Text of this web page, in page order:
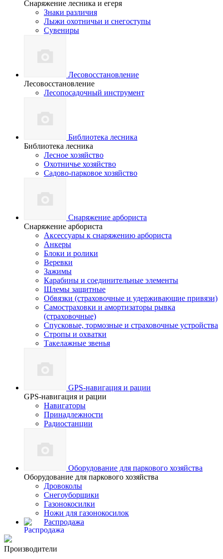
Снаряжение лесника и егеря
Знаки различия
Лыжи охотничьи и снегоступы
Сувениры
Лесовосстановление
Лесовосстановление
Лесопосадочный инструмент
Библиотека лесника
Библиотека лесника
Лесное хозяйство
Охотничье хозяйство
Садово-парковое хозяйство
Снаряжение арбориста
Снаряжение арбориста
Аксессуары к снаряжению арбориста
Анкеры
Блоки и ролики
Веревки
Зажимы
Карабины и соединительные элементы
Шлемы защитные
Обвязки (страховочные и удерживающие привязи)
Самостраховки и амортизаторы рывка
(страховочные)
Спусковые, тормозные и страховочные устройства
Стропы и охватки
Такелажные звенья
GPS-навигация и рации
GPS-навигация и рации
Навигаторы
Принадлежности
Радиостанции
Оборудование для паркового хозяйства
Оборудование для паркового хозяйства
Дровоколы
Снегоуборщики
Газонокосилки
Ножи для газонокосилок
Распродажа
Производители